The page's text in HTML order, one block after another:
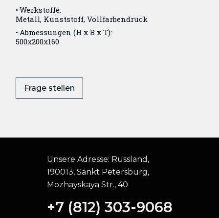
Werkstoffe:
Metall, Kunststoff, Vollfarbendruck
Abmessungen (H x B x T):
500x200x160
Frage stellen
Unsere Adresse: Russland,
190013, Sankt Petersburg,
Mozhayskaya Str., 40
+7 (812) 303-9068